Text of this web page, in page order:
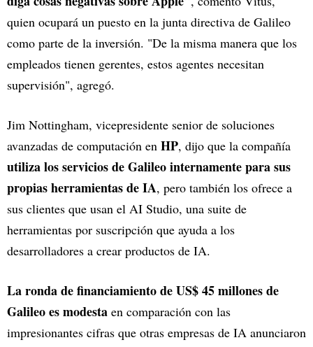
quien ocupará un puesto en la junta directiva de Galileo
como parte de la inversión. "De la misma manera que los
empleados tienen gerentes, estos agentes necesitan
supervisión", agregó.
Jim Nottingham, vicepresidente senior de soluciones
avanzadas de computación en HP, dijo que la compañía
utiliza los servicios de Galileo internamente para sus
propias herramientas de IA, pero también los ofrece a
sus clientes que usan el AI Studio, una suite de
herramientas por suscripción que ayuda a los
desarrolladores a crear productos de IA.
La ronda de financiamiento de US$ 45 millones de
Galileo es modesta en comparación con las
impresionantes cifras que otras empresas de IA anunciaron